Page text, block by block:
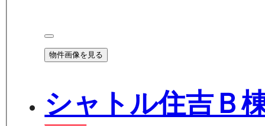
物件画像を見る
シャトル住吉Ｂ